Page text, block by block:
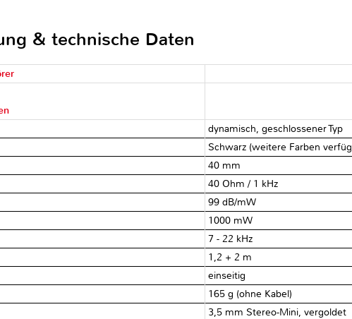
& technische Daten
dynamisch, geschlossener Typ
Schwarz (weitere Farben
40 mm
40 Ohm / 1 kHz
99 dB/mW
1000 mW
7 - 22 kHz
1,2 + 2 m
einseitig
165 g (ohne Kabel)
3,5 mm Stereo-Mini, vergoldet